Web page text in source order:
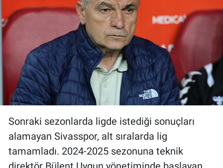
Sonraki sezonlarda ligde istediği sonuçları
alamayan Sivasspor, alt sıralarda lig
tamamladı. 2024-2025 sezonuna teknik